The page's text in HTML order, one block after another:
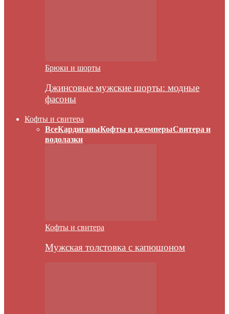
Брюки и шорты
Джинсовые мужские шорты: модные
фасоны
Кофты и свитера
ВсеКардиганыКофты и джемперыСвитера и
водолазки
Кофты и свитера
Мужская толстовка с капюшоном